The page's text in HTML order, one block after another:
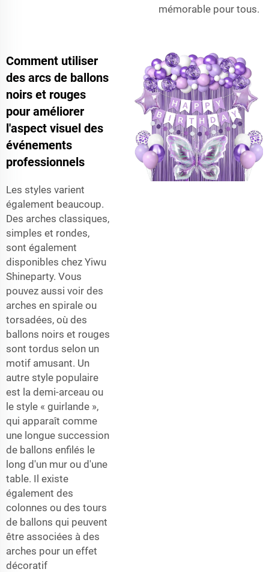
mémorable pour tous.
Comment utiliser
des arcs de ballons
noirs et rouges
pour améliorer
l'aspect visuel des
événements
professionnels
Les styles varient
également beaucoup.
Des arches classiques,
simples et rondes,
sont également
disponibles chez Yiwu
Shineparty. Vous
pouvez aussi voir des
arches en spirale ou
torsadées, où des
ballons noirs et rouges
sont tordus selon un
motif amusant. Un
autre style populaire
est la demi-arceau ou
le style « guirlande »,
qui apparaît comme
une longue succession
de ballons enfilés le
long d'un mur ou d'une
table. Il existe
également des
colonnes ou des tours
de ballons qui peuvent
être associées à des
arches pour un effet
décoratif